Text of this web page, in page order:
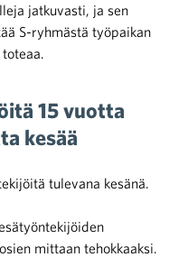
jatkuvasti, ja sen
S-ryhmästä työpaikan
15 vuotta
kesää
tulevana kesänä.
mittaan tehokkaaksi.